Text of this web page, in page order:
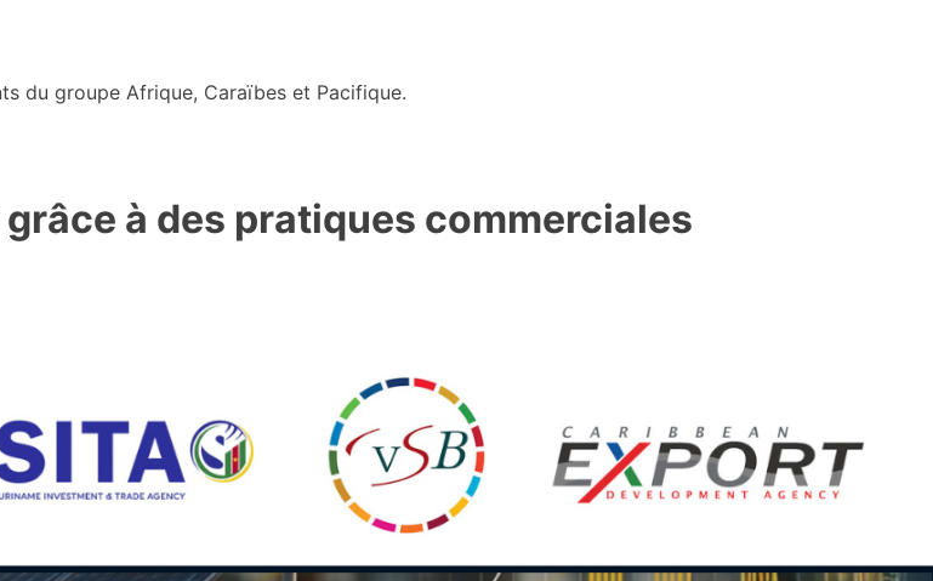
du groupe Afrique, Caraïbes et Pacifique.
à des pratiques commerciales